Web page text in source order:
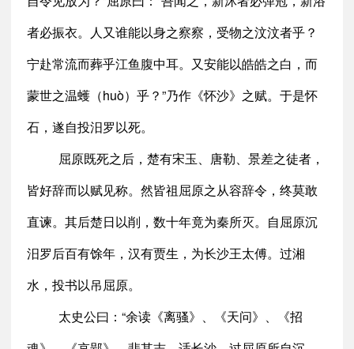
者必振衣。人又谁能以身之察察，受物之汶汶者乎？
宁赴常流而葬乎江鱼腹中耳。又安能以皓皓之白，而
蒙世之温蠖（huò）乎？”乃作《怀沙》之赋。于是怀
石，遂自投汨罗以死。
屈原既死之后，楚有宋玉、唐勒、景差之徒者，
皆好辞而以赋见称。然皆祖屈原之从容辞令，终莫敢
直谏。其后楚日以削，数十年竟为秦所灭。自屈原沉
汨罗后百有馀年，汉有贾生，为长沙王太傅。过湘
水，投书以吊屈原。
太史公曰：“余读《离骚》、《天问》、《招